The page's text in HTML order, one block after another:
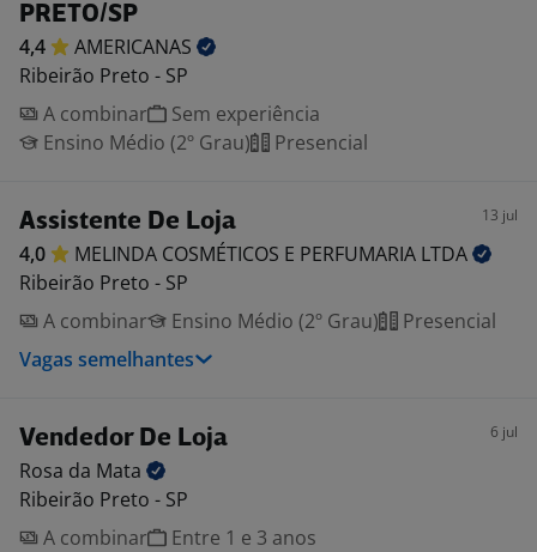
PRETO/SP
4,4
AMERICANAS
Ribeirão Preto - SP
A combinar
Sem experiência
Ensino Médio (2º Grau)
Presencial
Assistente De Loja 13 jul
4,0 MELINDA COSMÉTICOS E PERFUMARIA LTDA
Ribeirão Preto - SP
A combinar
Ensino Médio (2º Grau)
Presencial
Vagas semelhantes
Vendedor De Loja 6 jul
Rosa da Mata
Ribeirão Preto - SP
A combinar
Entre 1 e 3 anos